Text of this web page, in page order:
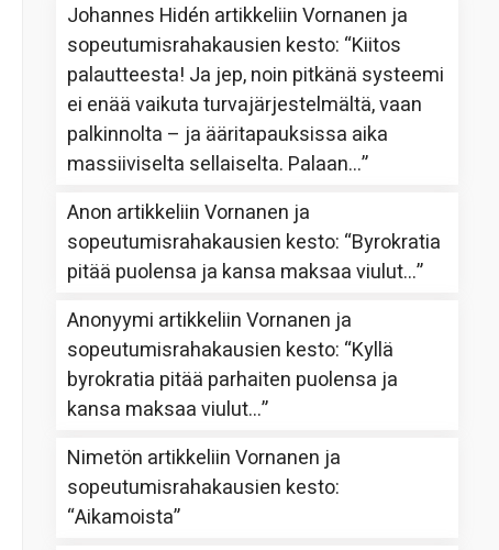
Johannes Hidén artikkeliinVornanen ja
sopeutumisrahakausien kesto: “Kiitos
palautteesta! Ja jep, noin pitkänä systeemi
ei enää vaikuta turvajärjestelmältä, vaan
palkinnolta – ja ääritapauksissa aika
massiiviselta sellaiselta. Palaan…”
Anon artikkeliinVornanen ja
sopeutumisrahakausien kesto: “Byrokratia
pitää puolensa ja kansa maksaa viulut…”
Anonyymi artikkeliinVornanen ja
sopeutumisrahakausien kesto: “Kyllä
byrokratia pitää parhaiten puolensa ja
kansa maksaa viulut…”
Nimetön artikkeliinVornanen ja
sopeutumisrahakausien kesto:
“Aikamoista”